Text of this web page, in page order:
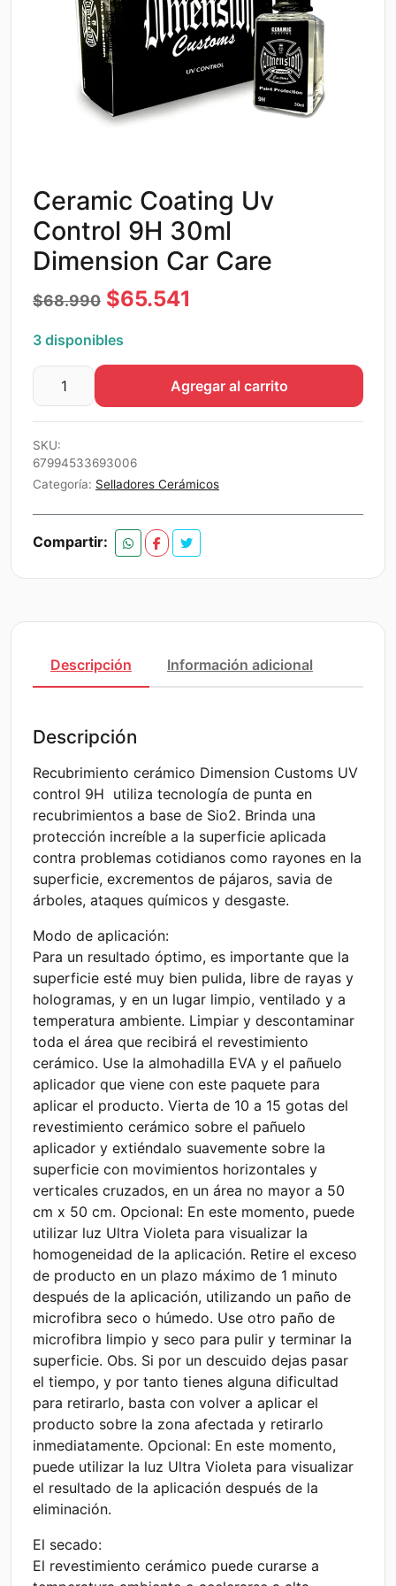
Ceramic Coating Uv
Control 9H 30ml
Dimension Car Care
$68.990 El
precio
original
$68.990.
$65.541
actual
es:
$65.541.
3 disponibles
Ceramic
Coating
Uv
Control
9H
Car
Agregar al carrito
SKU:
67994533693006
Categoría: Selladores Cerámicos
Compartir:
Descripción Información adicional
Descripción
Recubrimiento cerámico Dimension Customs UV
control 9H utiliza tecnología de punta en
recubrimientos a base de Sio2. Brinda una
protección increíble a la superficie aplicada
contra problemas cotidianos como rayones en la
superficie, excrementos de pájaros, savia de
árboles, ataques químicos y desgaste.
Modo de aplicación:
Para un resultado óptimo, es importante que la
superficie esté muy bien pulida, libre de rayas y
hologramas, y en un lugar limpio, ventilado y a
temperatura ambiente. Limpiar y descontaminar
toda el área que recibirá el revestimiento
cerámico. Use la almohadilla EVA y el pañuelo
aplicador que viene con este paquete para
aplicar el producto. Vierta de 10 a 15 gotas del
revestimiento cerámico sobre el pañuelo
aplicador y extiéndalo suavemente sobre la
superficie con movimientos horizontales y
verticales cruzados, en un área no mayor a 50
cm x 50 cm. Opcional: En este momento, puede
utilizar luz Ultra Violeta para visualizar la
homogeneidad de la aplicación. Retire el exceso
de producto en un plazo máximo de 1 minuto
después de la aplicación, utilizando un paño de
microfibra seco o húmedo. Use otro paño de
microfibra limpio y seco para pulir y terminar la
superficie. Obs. Si por un descuido dejas pasar
el tiempo, y por tanto tienes alguna dificultad
para retirarlo, basta con volver a aplicar el
producto sobre la zona afectada y retirarlo
inmediatamente. Opcional: En este momento,
puede utilizar la luz Ultra Violeta para visualizar
el resultado de la aplicación después de la
eliminación.
El secado:
El revestimiento cerámico puede curarse a